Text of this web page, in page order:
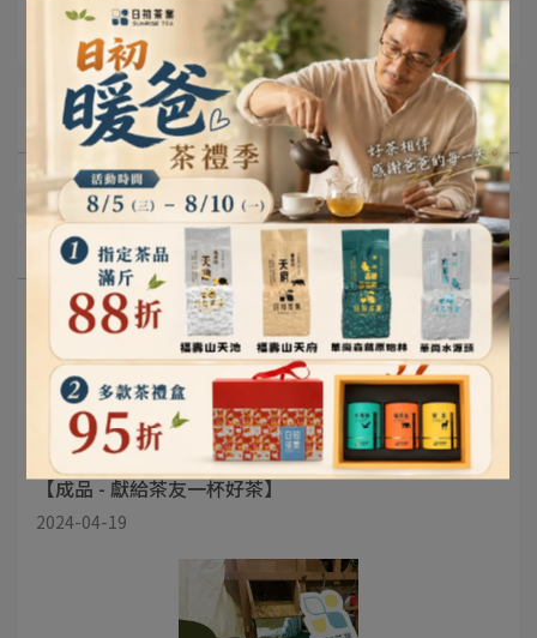
影音專區
文章分類
茶葉小知識
【成品 - 獻給茶友一杯好茶】
2024-04-19